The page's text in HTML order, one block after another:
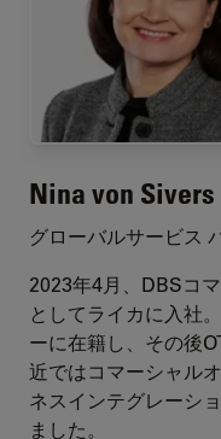
Nina von Sivers
グローバルサービス
2023年4月、DBSコ
としてライカに入社
ーに在籍し、その後
近ではコマーシャル
ネスインテグレーシ
ました。